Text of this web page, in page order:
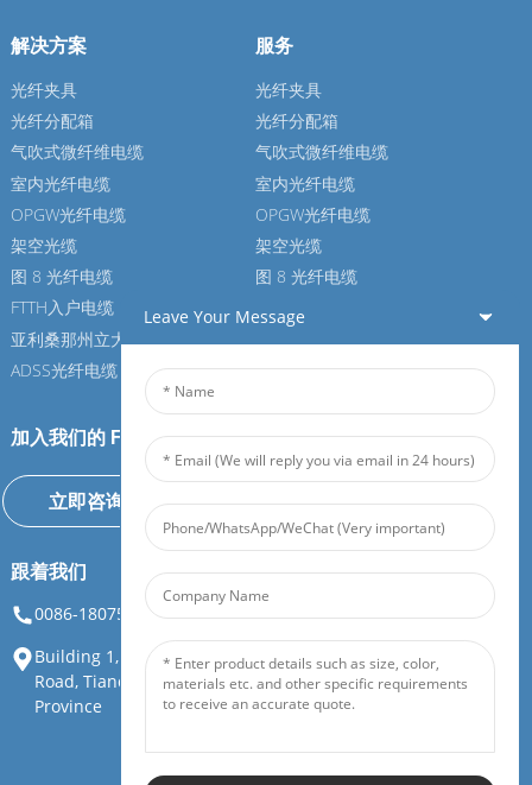
解决方案
光纤夹具
光纤分配箱
气吹式微纤维电缆
室内光纤电缆
OPGW光纤电缆
架空光缆
图 8 光纤电缆
FTTH入户电缆
亚利桑那州立大学光纤电缆
ADSS光纤电缆
服务
光纤夹具
光纤分配箱
气吹式微纤维电缆
室内光纤电缆
OPGW光纤电缆
架空光缆
图 8 光纤电缆
ADSS光纤电缆
加入我们的 Feiboer
立即咨询
跟着我们
0086-18075108880
info@feiboer.com.cn
Building 1, Zhongjianbaobao Mansion, No. 30, Lianhu 3rd
Road, Tianding Street, Yuelu District, Changsha City, Hunan
Province
Leave Your Message